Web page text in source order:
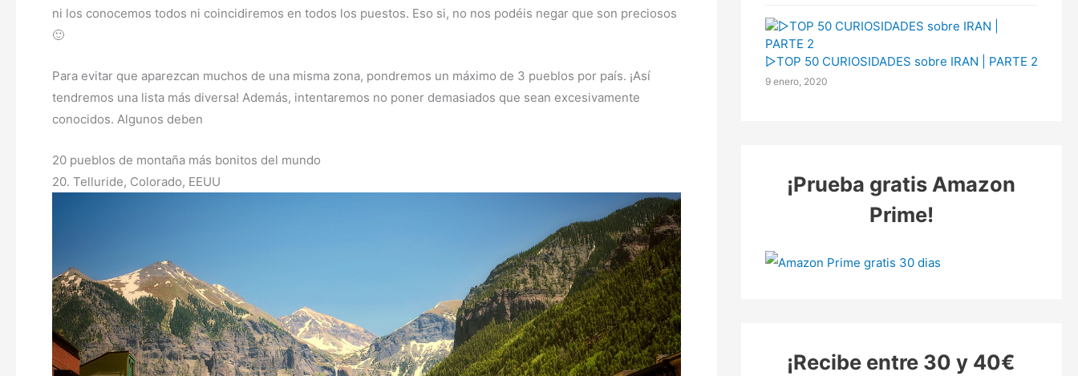
ni los conocemos todos ni coincidiremos en todos los puestos. Eso si, no nos podéis negar que son preciosos
🙂
Para evitar que aparezcan muchos de una misma zona, pondremos un máximo de 3 pueblos por país. ¡Así
tendremos una lista más diversa! Además, intentaremos no poner demasiados que sean excesivamente
conocidos. Algunos deben
20 pueblos de montaña más bonitos del mundo
20. Telluride, Colorado, EEUU
▷TOP 50 CURIOSIDADES sobre IRAN | PARTE 2
9 enero, 2020
¡Prueba gratis Amazon
Prime!
¡Recibe entre 30 y 40€